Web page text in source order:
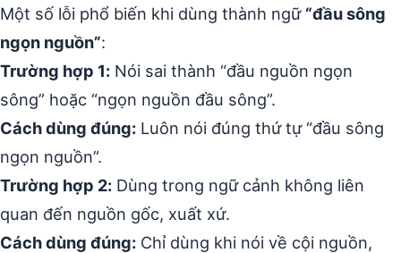
Một số lỗi phổ biến khi dùng thành ngữ “đầu sông
ngọn nguồn”:
Trường hợp 1: Nói sai thành “đầu nguồn ngọn
sông” hoặc “ngọn nguồn đầu sông”.
Cách dùng đúng: Luôn nói đúng thứ tự “đầu sông
ngọn nguồn”.
Trường hợp 2: Dùng trong ngữ cảnh không liên
quan đến nguồn gốc, xuất xứ.
Cách dùng đúng: Chỉ dùng khi nói về cội nguồn,